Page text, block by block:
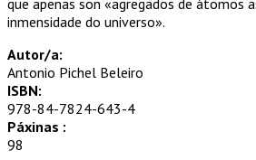
inmensidade do universo».
Autor/a:
Antonio Pichel Beleiro
ISBN:
978-84-7824-643-4
Páxinas :
98